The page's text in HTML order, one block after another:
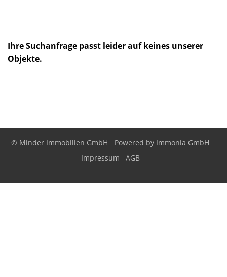
Ihre Suchanfrage passt leider auf keines unserer
Objekte.
© Minder Immobilien GmbH Powered by Immonia GmbH
Impressum
AGB